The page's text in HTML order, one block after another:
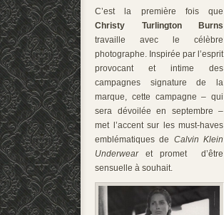
C’est la première fois que
Christy Turlington Burns
travaille avec le célèbre
photographe. Inspirée par l’esprit
provocant et intime des
campagnes signature de la
marque, cette campagne – qui
sera dévoilée en septembre –
met l’accent sur les must-haves
emblématiques de Calvin Klein
Underwearet
promet d’être
sensuelle à souhait.